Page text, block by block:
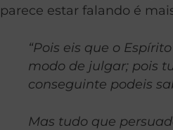
parece estar falando é
“Pois eis que o
modo de julgar; pois
conseguinte podeis
Mas tudo que